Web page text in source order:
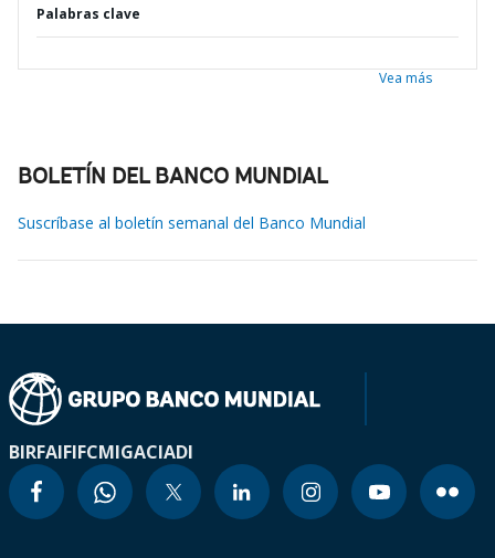
Palabras clave
Vea más
BOLETÍN DEL BANCO MUNDIAL
Suscríbase al boletín semanal del Banco Mundial
BIRFAIFIFCMIGACIADI